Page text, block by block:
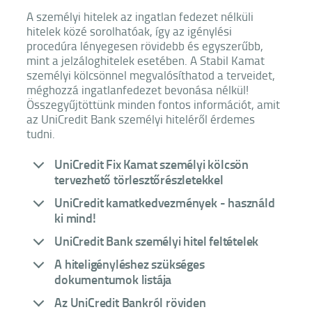
A személyi hitelek az ingatlan fedezet nélküli
hitelek közé sorolhatóak, így az igénylési
procedúra lényegesen rövidebb és egyszerűbb,
mint a jelzáloghitelek esetében. A Stabil Kamat
személyi kölcsönnel megvalósíthatod a terveidet,
méghozzá ingatlanfedezet bevonása nélkül!
Összegyűjtöttünk minden fontos információt, amit
az UniCredit Bank személyi hiteléről érdemes
tudni.
UniCredit Fix Kamat személyi kölcsön
tervezhető törlesztőrészletekkel
UniCredit kamatkedvezmények - használd
ki mind!
UniCredit Bank személyi hitel feltételek
A hiteligényléshez szükséges
dokumentumok listája
Az UniCredit Bankról röviden